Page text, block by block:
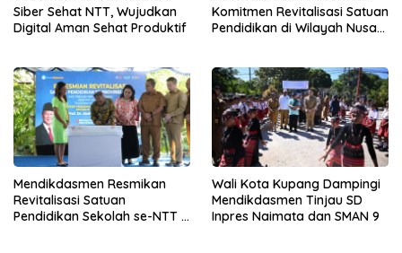
Siber Sehat NTT, Wujudkan
Digital Aman Sehat Produktif
Komitmen Revitalisasi Satuan
Pendidikan di Wilayah Nusa
Mendikdasmen Resmikan
Revitalisasi Satuan
Pendidikan Sekolah se-NTT :
Wali Kota Kupang Dampingi
Mendikdasmen Tinjau SD
Inpres Naimata dan SMAN 9